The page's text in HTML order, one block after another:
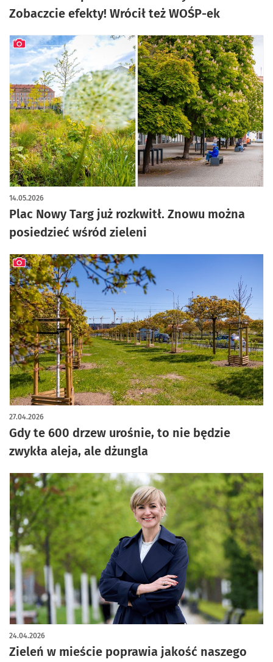
Zobaczcie efekty! Wrócił też WOŚP-ek
Plac Nowy Targ już rozkwitł. Znowu można
posiedzieć wśród zieleni
14.05.2026
artykuł z galerią zdjęć
Gdy te 600 drzew urośnie, to nie będzie
zwykła aleja, ale dżungla
27.04.2026
artykuł z galerią zdjęć
Zieleń w mieście poprawia jakość naszego
24.04.2026